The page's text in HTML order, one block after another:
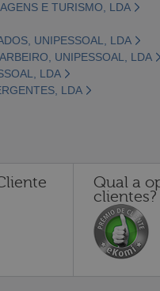
E TURISMO, LDA
UNIPESSOAL, LDA
UNIPESSOAL, LDA
LDA
LDA
Qual a
clientes?